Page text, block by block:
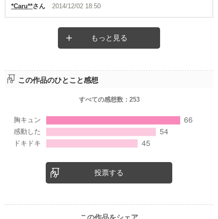
*Caru**さん 2014/12/02 18:50
もっと見る
この作品のひとこと感想
すべての感想数： 253
投票する
この作品をシェア